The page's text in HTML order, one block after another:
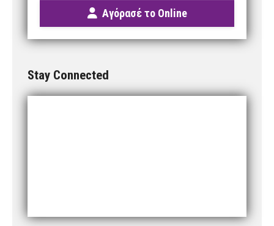
Αγόρασέ το Online
Stay Connected